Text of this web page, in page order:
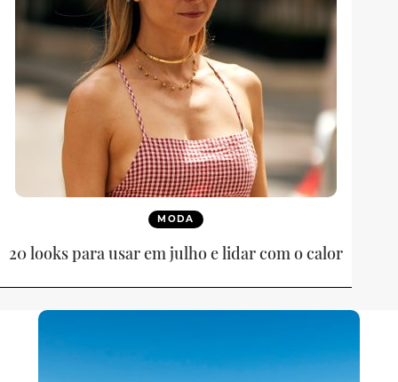
MODA
20 looks para usar em julho e lidar com o calor